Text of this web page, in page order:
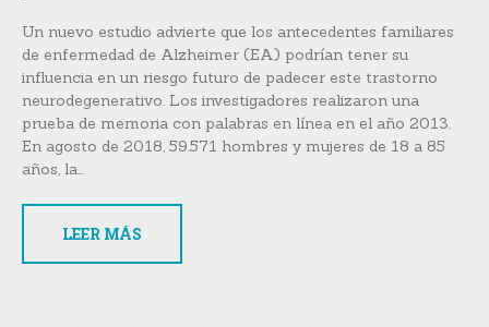
Un nuevo estudio advierte que los antecedentes familiares
de enfermedad de Alzheimer (EA) podrían tener su
influencia en un riesgo futuro de padecer este trastorno
neurodegenerativo. Los investigadores realizaron una
prueba de memoria con palabras en línea en el año 2013.
En agosto de 2018, 59.571 hombres y mujeres de 18 a 85
años, la…
LEER MÁS